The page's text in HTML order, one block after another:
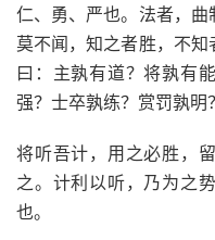
仁、勇、严也。法者，
莫不闻，知之者胜，不知
曰：主孰有道？将孰有
强？士卒孰练？赏罚孰明
将听吾计，用之必胜，
之。计利以听，乃为之
也。